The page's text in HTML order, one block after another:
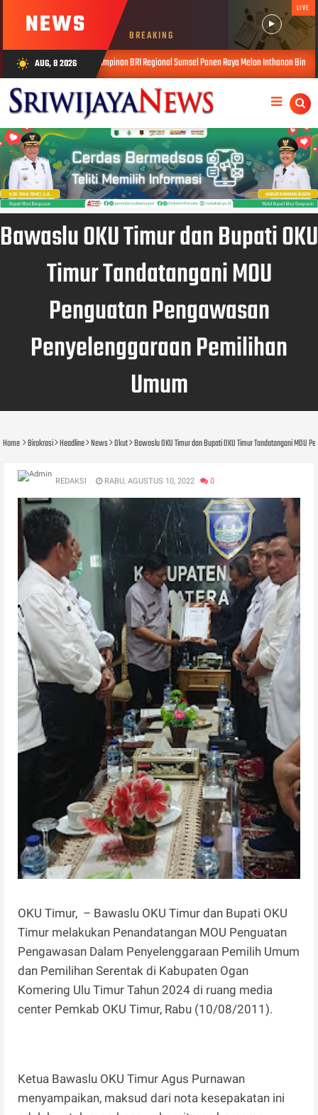
NEWS BREAKING
LIVE
wb_sunny AUG, 8 2026
Pimpinan BRI Regional Sumsel Panen Raya Melon Inthanon Binaan YBM BRilian Di Desa
Bawaslu OKU Timur dan Bupati OKU
Timur Tandatangani MOU
Penguatan Pengawasan
Penyelenggaraan Pemilihan
Umum
Home Birokrasi Headline News Okut Bawaslu OKU Timur dan Bupati OKU Timur Tandatangani MOU
REDAKSI RABU, AGUSTUS 10, 2022 0
OKU Timur, – Bawaslu OKU Timur dan Bupati OKU
Timur melakukan Penandatangan MOU Penguatan
Pengawasan Dalam Penyelenggaraan Pemilih Umum
dan Pemilihan Serentak di Kabupaten Ogan
Komering Ulu Timur Tahun 2024 di ruang media
center Pemkab OKU Timur, Rabu (10/08/2011).
Ketua Bawaslu OKU Timur Agus Purnawan
menyampaikan, maksud dari nota kesepakatan ini